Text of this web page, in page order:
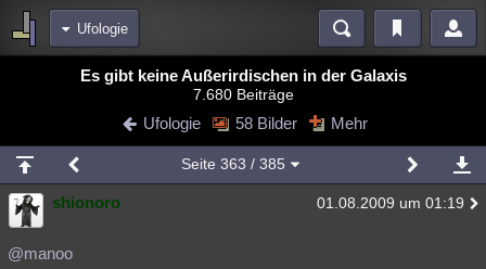
Ufologie
Blogs Videos
Chat Wiki Neuigkeiten
meine Rubriken
Menschen Wissenschaft Mystery Kriminalfälle
Spiritualität
Es gibt keine Außerirdischen in der Galaxis
7.680 Beiträge
Ufologie 58 Bilder Mehr
Seite 363 / 385
shionoro 01.08.2009 um 01:19
@manoo